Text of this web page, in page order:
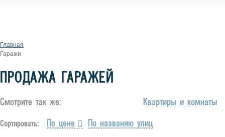
Главная
Гаражи
ПРОДАЖА ГАРАЖЕЙ
Смотрите так же: Квартиры и комнаты
Сортировать: По цене По названию улиц